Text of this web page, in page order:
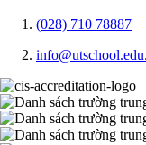
(028) 710 78887